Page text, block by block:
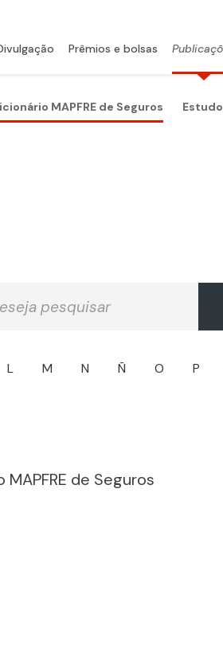
Prêmios e bolsas
MAPFRE de Seguros
L M N Ñ O P
MAPFRE de Seguros